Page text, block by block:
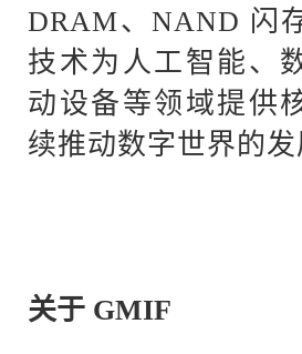
DRAM、NAND 闪
技术为人工智能、
动设备等领域提供
续推动数字世界的发
关于 GMIF